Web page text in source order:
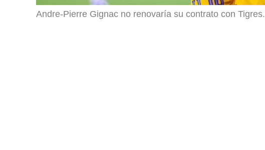
Andre-Pierre Gignac no renovaría su contrato con Tigres.